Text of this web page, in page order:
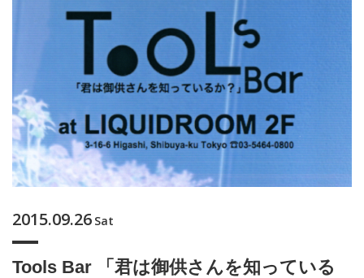
2015.09.26 Sat
Tools Bar 「君は御供さんを知っている